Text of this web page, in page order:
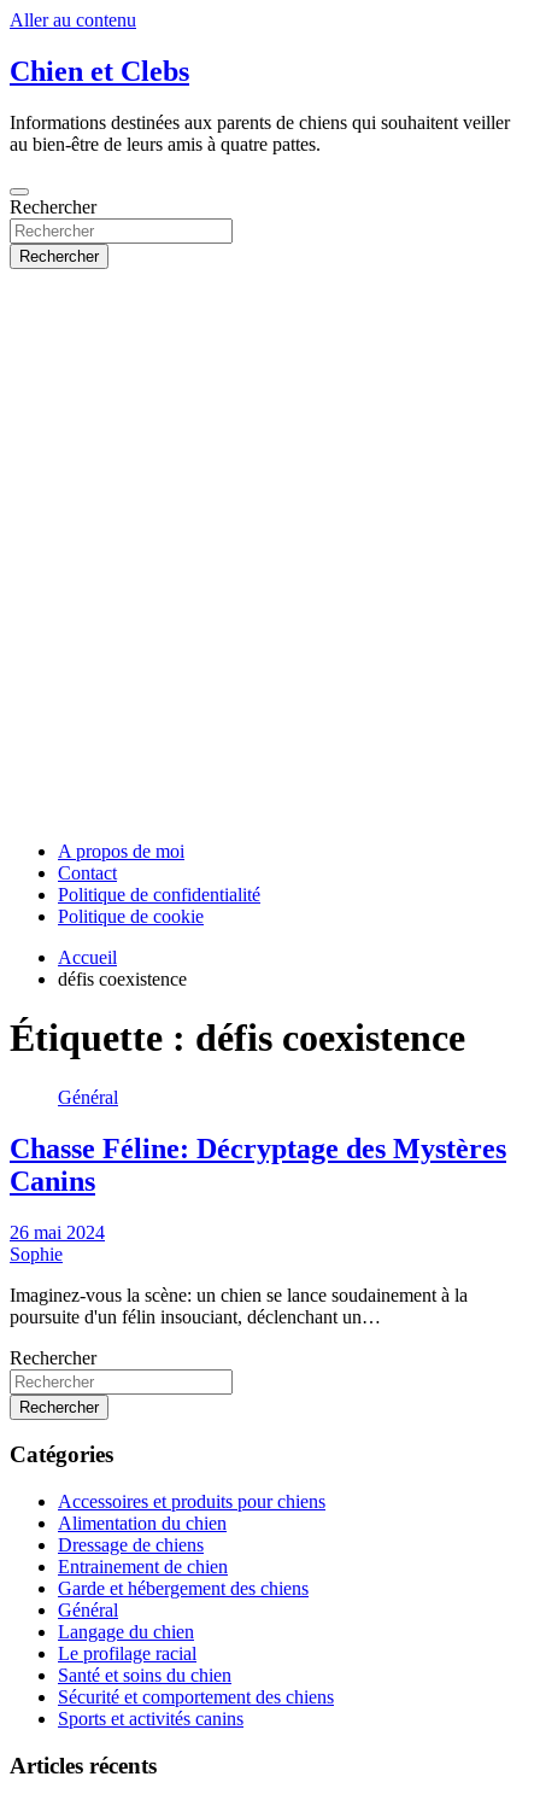
Aller au contenu
Chien et Clebs
Informations destinées aux parents de chiens qui souhaitent veiller
au bien-être de leurs amis à quatre pattes.
Rechercher
Rechercher
A propos de moi
Contact
Politique de confidentialité
Politique de cookie
Accueil
défis coexistence
Étiquette : défis coexistence
Général
Chasse Féline: Décryptage des Mystères
Canins
26 mai 2024
Sophie
Imaginez-vous la scène: un chien se lance soudainement à la
poursuite d'un félin insouciant, déclenchant un…
Rechercher
Rechercher
Catégories
Accessoires et produits pour chiens
Alimentation du chien
Dressage de chiens
Entrainement de chien
Garde et hébergement des chiens
Général
Langage du chien
Le profilage racial
Santé et soins du chien
Sécurité et comportement des chiens
Sports et activités canins
Articles récents